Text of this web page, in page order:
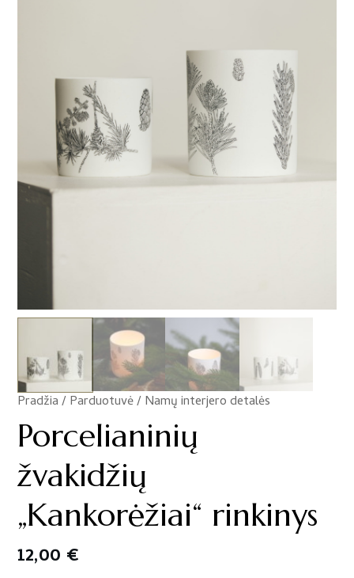
Pradžia/Parduotuvė/Namų interjero detalės
/
Porcelianinių
žvakidžių
„Kankorėžiai“ rinkinys
12,00 €